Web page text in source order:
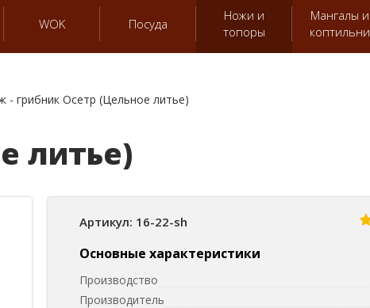
WOK Посуда
Ножи и
топоры
Мангалы и
коптильни
- грибник Осетр (Цельное литье)
литье)
Артикул: 16-22-sh
Основные характеристики
Производство
Производитель